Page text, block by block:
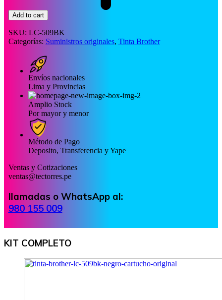
Add to cart
SKU: LC-509BK
Categorías: Suministros originales, Tinta Brother
Envíos nacionales
Lima y Provincias
Amplio Stock
Por mayor y menor
Método de Pago
Deposito, Transferencia y Yape
Ventas y Cotizaciones
ventas@tectorres.pe
llamadas o WhatsApp al:
980 155 009
KIT COMPLETO